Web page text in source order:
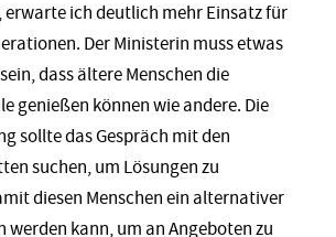
erwarte ich deutlich mehr Einsatz für
Der Ministerin muss etwas
dass ältere Menschen die
genießen können wie andere. Die
sollte das Gespräch mit den
suchen, um Lösungen zu
diesen Menschen ein alternativer
werden kann, um an Angeboten zu